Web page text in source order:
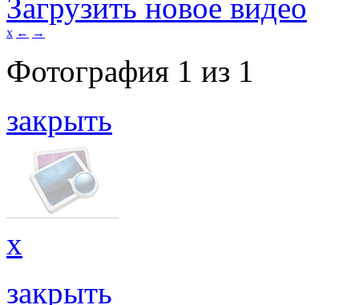
Загрузить новое видео
x ← →
Фотография 1 из 1
закрыть
x
закрыть